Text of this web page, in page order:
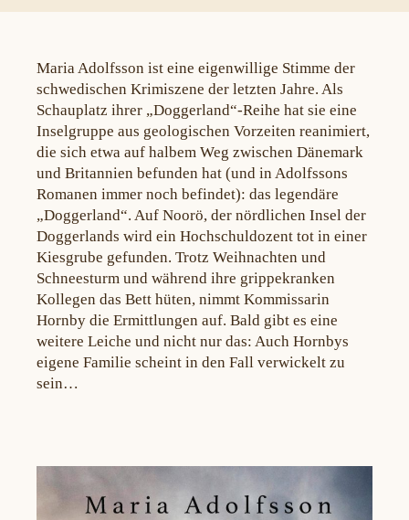
Maria Adolfsson ist eine eigenwillige Stimme der
schwedischen Krimiszene der letzten Jahre. Als
Schauplatz ihrer „Doggerland“-Reihe hat sie eine
Inselgruppe aus geologischen Vorzeiten reanimiert,
die sich etwa auf halbem Weg zwischen Dänemark
und Britannien befunden hat (und in Adolfssons
Romanen immer noch befindet): das legendäre
„Doggerland“. Auf Noorö, der nördlichen Insel der
Doggerlands wird ein Hochschuldozent tot in einer
Kiesgrube gefunden. Trotz Weihnachten und
Schneesturm und während ihre grippekranken
Kollegen das Bett hüten, nimmt Kommissarin
Hornby die Ermittlungen auf. Bald gibt es eine
weitere Leiche und nicht nur das: Auch Hornbys
eigene Familie scheint in den Fall verwickelt zu
sein…